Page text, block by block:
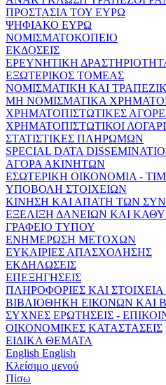
ΠΡΟΣΤΑΣΙΑ ΤΟΥ ΕΥΡΩ
ΨΗΦΙΑΚΟ ΕΥΡΩ
ΝΟΜΙΣΜΑΤΟΚΟΠΕΙΟ
ΕΚΔΟΣΕΙΣ
ΕΡΕΥΝΗΤΙΚΗ
ΕΞΩΤΕΡΙΚΟΣ ΤΟΜΕΑΣ
ΝΟΜΙΣΜΑΤΙΚΗ ΚΑΙ
ΜΗ ΝΟΜΙΣΜΑΤΙΚΑ
ΧΡΗΜΑΤΟΠΙΣΤΩΤΙΚΕΣ
ΧΡΗΜΑΤΟΠΙΣΤΩΤΙΚΟΙ
ΣΤΑΤΙΣΤΙΚΕΣ ΠΛΗΡΩΜΩΝ
SPECIAL DATA
ΑΓΟΡΑ ΑΚΙΝΗΤΩΝ
ΕΣΩΤΕΡΙΚΗ ΟΙΚΟΝΟΜΙΑ -
ΥΠΟΒΟΛΗ ΣΤΟΙΧΕΙΩΝ
ΚΙΝΗΣΗ ΚΑΙ ΑΠΑΤΗ ΤΩΝ
ΕΞΕΛΙΞΗ ΔΑΝΕΙΩΝ ΚΑΙ
ΓΡΑΦΕΙΟ ΤΥΠΟΥ
ΕΝΗΜΕΡΩΣΗ ΜΕΤΟΧΩΝ
ΕΥΚΑΙΡΙΕΣ ΑΠΑΣΧΟΛΗΣΗΣ
ΕΚΔΗΛΩΣΕΙΣ
ΕΠΕΞΗΓΗΣΕΙΣ
ΠΛΗΡΟΦΟΡΙΕΣ ΚΑΙ
ΒΙΒΛΙΟΘΗΚΗ ΕΙΚΟΝΩΝ ΚΑΙ
ΣΥΧΝΕΣ ΕΡΩΤΗΣΕΙΣ -
ΟΙΚΟΝΟΜΙΚΕΣ ΚΑΤΑΣΤΑΣΕΙΣ
ΕΙΔΙΚΑ ΘΕΜΑΤΑ
English English
Κλείσιμο μενού
Πίσω